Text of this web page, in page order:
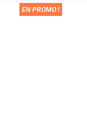
EN PROMO !